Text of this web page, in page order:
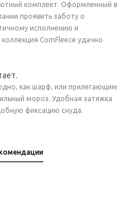
комплект. Оформленный в
проявить заботу о
исполнению и
ComFleece удачно
как шарф, или прилегающим
мороз. Удобная затяжка
фиксацию снуда.